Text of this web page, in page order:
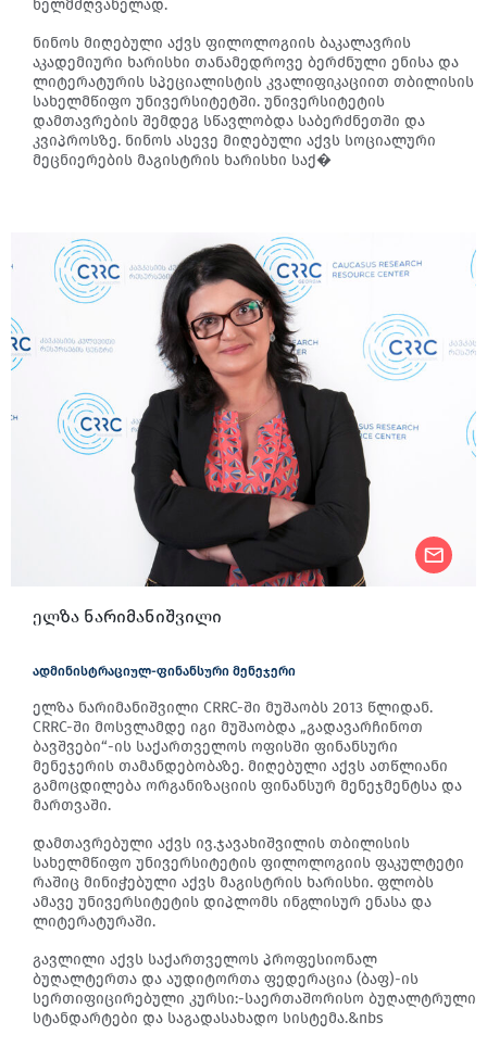
ხელმძღვანელად.
ნინოს მიღებული აქვს ფილოლოგიის ბაკალავრის
აკადემიური ხარისხი თანამედროვე ბერძნული ენისა და
ლიტერატურის სპეციალისტის კვალიფიკაციით თბილისის
სახელმწიფო უნივერსიტეტში. უნივერსიტეტის
დამთავრების შემდეგ სწავლობდა საბერძნეთში და
კვიპროსზე. ნინოს ასევე მიღებული აქვს სოციალური
მეცნიერების მაგისტრის ხარისხი საქ�
ელზა ნარიმანიშვილი
ადმინისტრაციულ-ფინანსური მენეჯერი
ელზა ნარიმანიშვილი CRRC-ში მუშაობს 2013 წლიდან.
CRRC-ში მოსვლამდე იგი მუშაობდა „გადავარჩინოთ
ბავშვები“-ის საქართველოს ოფისში ფინანსური
მენეჯერის თამანდებობაზე. მიღებული აქვს ათწლიანი
გამოცდილება ორგანიზაციის ფინანსურ მენეჯმენტსა და
მართვაში.
დამთავრებული აქვს ივ.ჯავახიშვილის თბილისის
სახელმწიფო უნივერსიტეტის ფილოლოგიის ფაკულტეტი
რაშიც მინიჭებული აქვს მაგისტრის ხარისხი. ფლობს
ამავე უნივერსიტეტის დიპლომს ინგლისურ ენასა და
ლიტერატურაში.
გავლილი აქვს საქართველოს პროფესიონალ
ბუღალტერთა და აუდიტორთა ფედერაცია (ბაფ)-ის
სერთიფიცირებული კურსი:-საერთაშორისო ბუღალტრული
სტანდარტები და საგადასახადო სისტემა.&nbs